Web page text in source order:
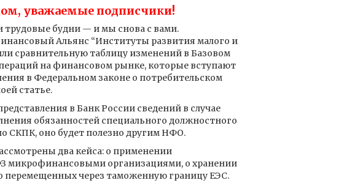
уважаемые подписчики!
будни — и мы снова с вами.
Альянс “Институты развития малого и
сравнительную таблицу изменений в Базовом
на финансовом рынке, которые вступают
в Федеральном законе о потребительском
статье.
в Банк России сведений в случае
обязанностей специального должностного
СКПК, оно будет полезно другим НФО.
два кейса: о применении
микрофинансовыми организациями, о хранении
перемещенных через таможенную границу ЕЭС.